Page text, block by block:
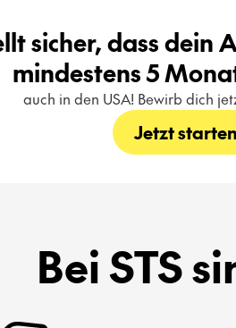
sicher, dass dein
mindestens 5
auch in den USA! Bewirb dich
Jetzt starten
Bei STS